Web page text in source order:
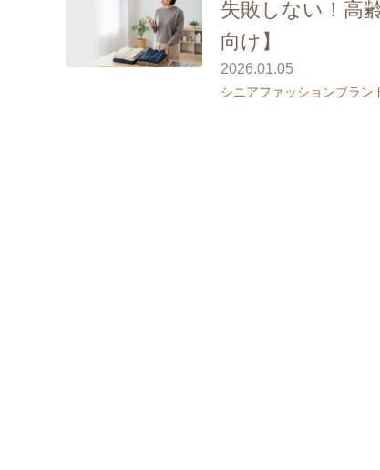
失敗しない！高
向け】
2026.01.05
シニアファッションブラン